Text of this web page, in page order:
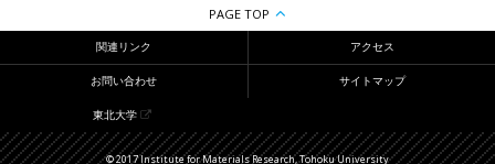
PAGE TOP
関連リンク アクセス
お問い合わせ サイトマップ
東北大学
© 2017 Institute for Materials Research, Tohoku University